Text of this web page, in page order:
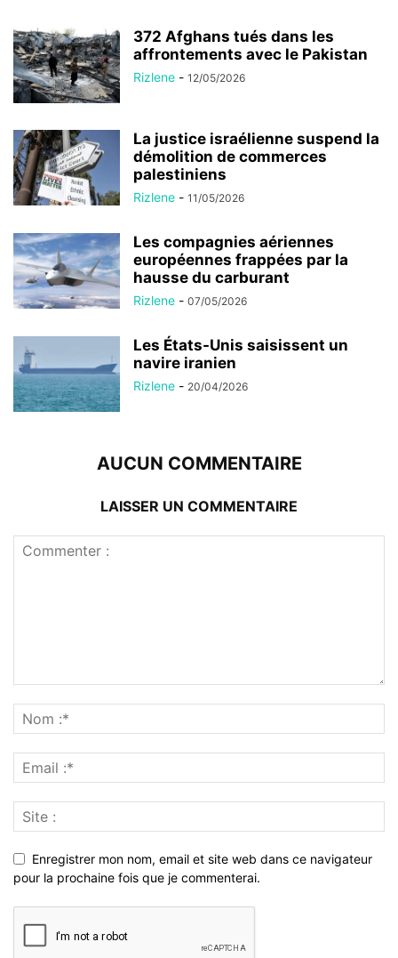
372 Afghans tués dans les
affrontements avec le Pakistan
Rizlene - 12/05/2026
La justice israélienne suspend la
démolition de commerces
palestiniens
Rizlene - 11/05/2026
Les compagnies aériennes
européennes frappées par la
hausse du carburant
Rizlene - 07/05/2026
Les États-Unis saisissent un
navire iranien
Rizlene - 20/04/2026
AUCUN COMMENTAIRE
LAISSER UN COMMENTAIRE
Enregistrer mon nom, email et site web dans ce navigateur
pour la prochaine fois que je commenterai.